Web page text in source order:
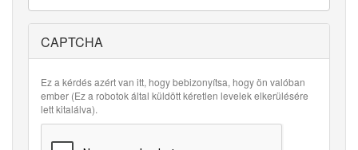
CAPTCHA
Ez a kérdés azért van itt, hogy bebizonyítsa, hogy ön valóban
ember (Ez a robotok által küldött kéretlen levelek elkerülésére
lett kitalálva).